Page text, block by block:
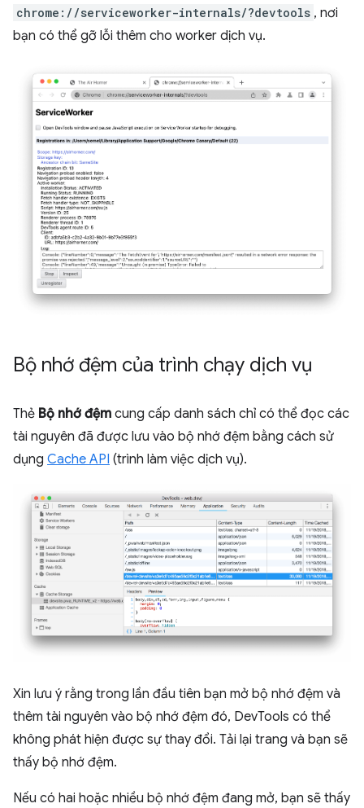
chrome://serviceworker-internals/?devtools , nơi
bạn có thể gỡ lỗi thêm cho worker dịch vụ.
Bộ nhớ đệm của trình chạy dịch vụ
Thẻ Bộ nhớ đệm cung cấp danh sách chỉ có thể đọc các
tài nguyên đã được lưu vào bộ nhớ đệm bằng cách sử
dụng Cache API (trình làm việc dịch vụ).
Xin lưu ý rằng trong lần đầu tiên bạn mở bộ nhớ đệm và
thêm tài nguyên vào bộ nhớ đệm đó, DevTools có thể
không phát hiện được sự thay đổi. Tải lại trang và bạn sẽ
thấy bộ nhớ đệm.
Nếu có hai hoặc nhiều bộ nhớ đệm đang mở, bạn sẽ thấy